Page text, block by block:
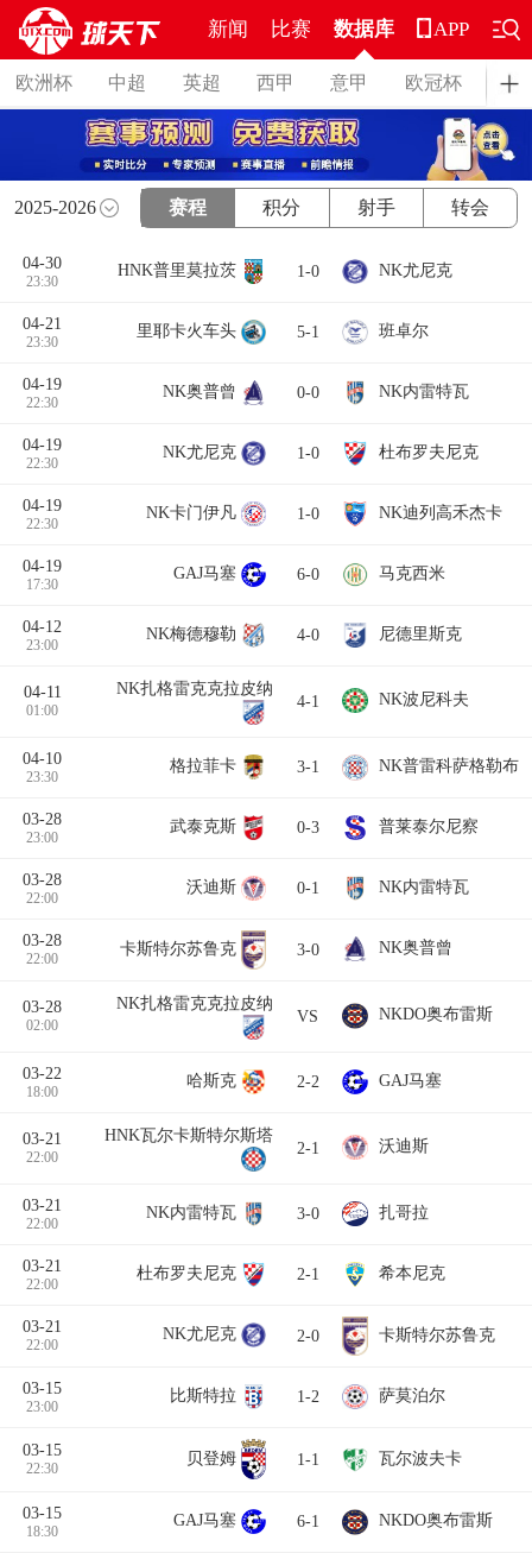
新闻 比赛 数据库
欧洲杯 中超 英超 西甲 意甲 欧冠杯 德
APP
2025-2026 赛程 积分 射手 转会
04-30
23:30
HNK普里莫拉茨 1-0 NK尤尼克
04-21
23:30
里耶卡火车头 5-1 班卓尔
04-19
22:30
NK奥普曾 0-0 NK内雷特瓦
04-19
22:30
NK尤尼克 1-0 杜布罗夫尼克
04-19
22:30
NK卡门伊凡 1-0 NK迪列高禾杰卡
04-19
17:30
GAJ马塞 6-0 马克西米
04-12
23:00
NK梅德穆勒 4-0 尼德里斯克
04-11
01:00
NK扎格雷克克拉皮纳
4-1 NK波尼科夫
04-10
23:30
格拉菲卡 3-1 NK普雷科萨格勒布
03-28
23:00
武泰克斯 0-3 普莱泰尔尼察
03-28
22:00
沃迪斯 0-1 NK内雷特瓦
03-28
22:00
卡斯特尔苏鲁克 3-0 NK奥普曾
03-28
02:00
NK扎格雷克克拉皮纳
VS NKDO奥布雷斯
03-22
18:00
哈斯克 2-2 GAJ马塞
03-21
22:00
HNK瓦尔卡斯特尔斯塔
2-1 沃迪斯
03-21
22:00
NK内雷特瓦 3-0 扎哥拉
03-21
22:00
杜布罗夫尼克 2-1 希本尼克
03-21
22:00
NK尤尼克 2-0 卡斯特尔苏鲁克
03-15
23:00
比斯特拉 1-2 萨莫泊尔
03-15
22:30
贝登姆 1-1 瓦尔波夫卡
03-15
18:30
GAJ马塞 6-1 NKDO奥布雷斯